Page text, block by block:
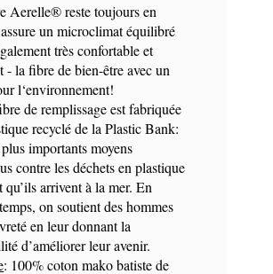
Aerelle® reste toujours en
un microclimat équilibré
très confortable et
- la fibre de bien-être avec un
l‘environnement!
de remplissage est fabriquée
recyclé de la Plastic Bank:
importants moyens
contre les déchets en plastique
qu’ils arrivent à la mer. En
on soutient des hommes
en leur donnant la
d’améliorer leur avenir.
: 100% coton mako batiste de